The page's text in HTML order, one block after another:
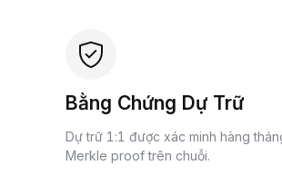
Bằng Chứng Dự Trữ
Dự trữ 1:1 được xác minh hàng
Merkle proof trên chuỗi.